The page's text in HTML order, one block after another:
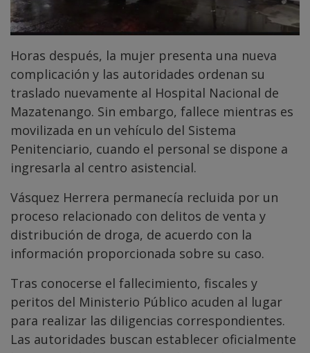
Horas después, la mujer presenta una nueva
complicación y las autoridades ordenan su
traslado nuevamente al Hospital Nacional de
Mazatenango. Sin embargo, fallece mientras es
movilizada en un vehículo del Sistema
Penitenciario, cuando el personal se dispone a
ingresarla al centro asistencial.
Vásquez Herrera permanecía recluida por un
proceso relacionado con delitos de venta y
distribución de droga, de acuerdo con la
información proporcionada sobre su caso.
Tras conocerse el fallecimiento, fiscales y
peritos del Ministerio Público acuden al lugar
para realizar las diligencias correspondientes.
Las autoridades buscan establecer oficialmente